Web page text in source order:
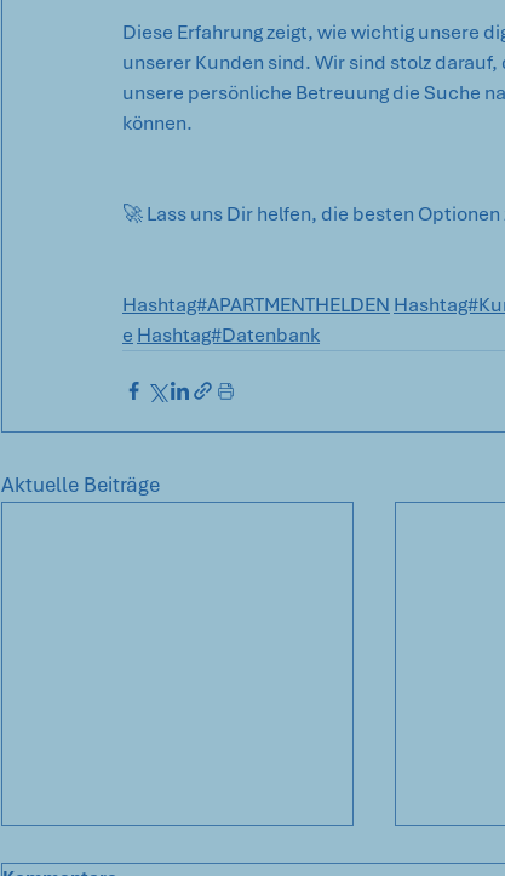
Diese Erfahrung zeigt, wie wichtig unsere
unserer Kunden sind. Wir sind stolz
unsere persönliche Betreuung die Suche
können.
🚀 Lass uns Dir helfen, die besten
Hashtag#APARTMENTHELDEN
e Hashtag#Datenbank
Aktuelle Beiträge